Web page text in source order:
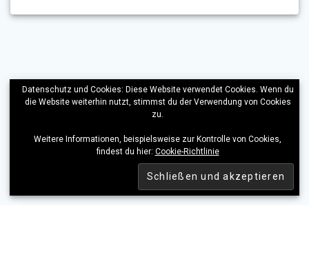
Datenschutz und Cookies: Diese Website verwendet Cookies. Wenn du
die Website weiterhin nutzt, stimmst du der Verwendung von Cookies
zu.
Weitere Informationen, beispielsweise zur Kontrolle von Cookies,
findest du hier: Cookie-Richtlinie